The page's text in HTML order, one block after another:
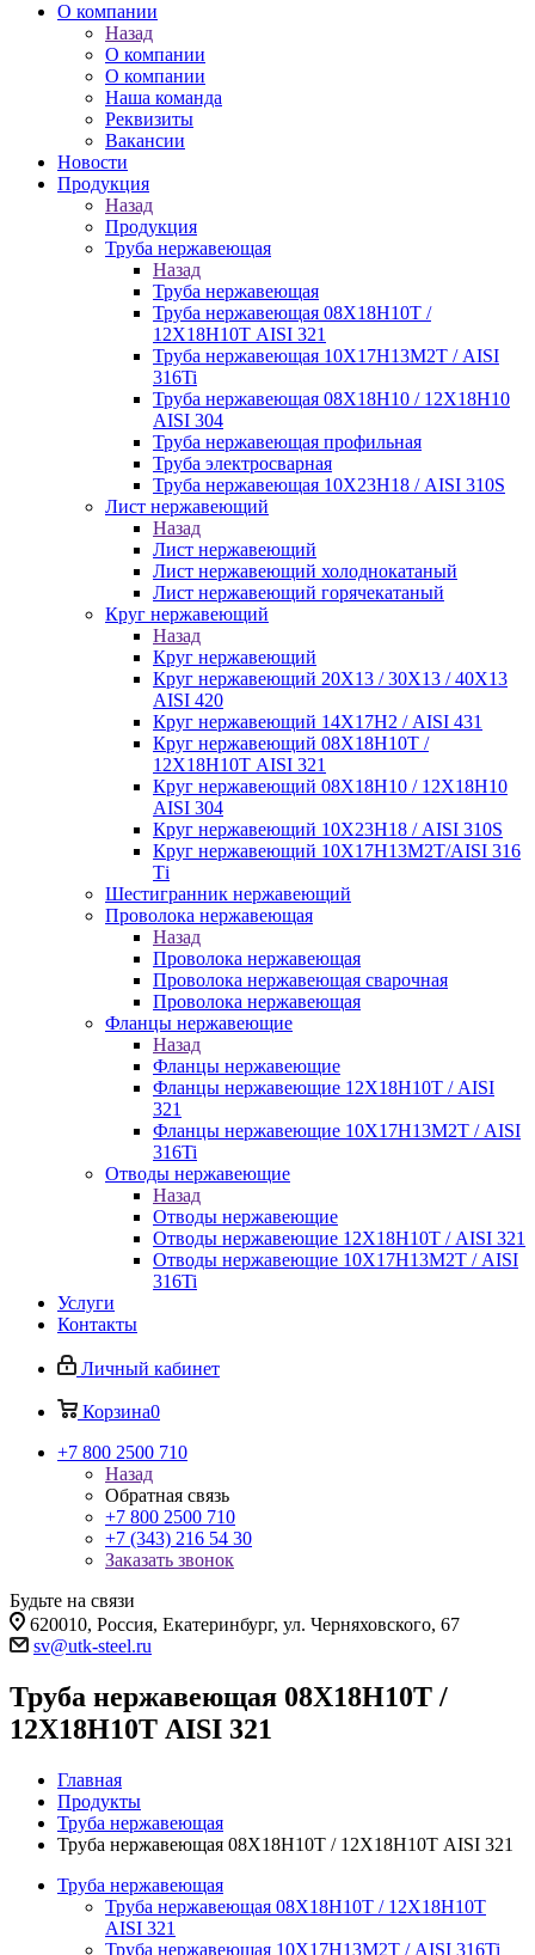
О компании
Назад
О компании
О компании
Наша команда
Реквизиты
Вакансии
Новости
Продукция
Назад
Продукция
Труба нержавеющая
Назад
Труба нержавеющая
Труба нержавеющая 08Х18Н10Т /
12Х18Н10Т AISI 321
Труба нержавеющая 10Х17Н13М2Т / AISI
316Ti
Труба нержавеющая 08Х18Н10 / 12Х18Н10
AISI 304
Труба нержавеющая профильная
Труба электросварная
Труба нержавеющая 10Х23Н18 / AISI 310S
Лист нержавеющий
Назад
Лист нержавеющий
Лист нержавеющий холоднокатаный
Лист нержавеющий горячекатаный
Круг нержавеющий
Назад
Круг нержавеющий
Круг нержавеющий 20Х13 / 30Х13 / 40Х13
AISI 420
Круг нержавеющий 14Х17Н2 / AISI 431
Круг нержавеющий 08Х18Н10Т /
12Х18Н10Т AISI 321
Круг нержавеющий 08Х18Н10 / 12Х18Н10
AISI 304
Круг нержавеющий 10Х23Н18 / AISI 310S
Круг нержавеющий 10Х17Н13М2Т/AISI 316
Тi
Шестигранник нержавеющий
Проволока нержавеющая
Назад
Проволока нержавеющая
Проволока нержавеющая сварочная
Проволока нержавеющая
Фланцы нержавеющие
Назад
Фланцы нержавеющие
Фланцы нержавеющие 12Х18Н10Т / AISI
321
Фланцы нержавеющие 10Х17Н13М2Т / AISI
316Ti
Отводы нержавеющие
Назад
Отводы нержавеющие
Отводы нержавеющие 12Х18Н10Т / AISI 321
Отводы нержавеющие 10Х17Н13М2Т / AISI
316Ti
Услуги
Контакты
Личный кабинет
Корзина0
+7 800 2500 710
Назад
Обратная связь
+7 800 2500 710
+7 (343) 216 54 30
Заказать звонок
Будьте на связи
620010, Россия, Екатеринбург, ул. Черняховского, 67
sv@utk-steel.ru
Труба нержавеющая 08Х18Н10Т /
12Х18Н10Т AISI 321
Главная
Продукты
Труба нержавеющая
Труба нержавеющая 08Х18Н10Т / 12Х18Н10Т AISI 321
Труба нержавеющая
Труба нержавеющая 08Х18Н10Т / 12Х18Н10Т
AISI 321
Труба нержавеющая 10Х17Н13М2Т / AISI 316Ti